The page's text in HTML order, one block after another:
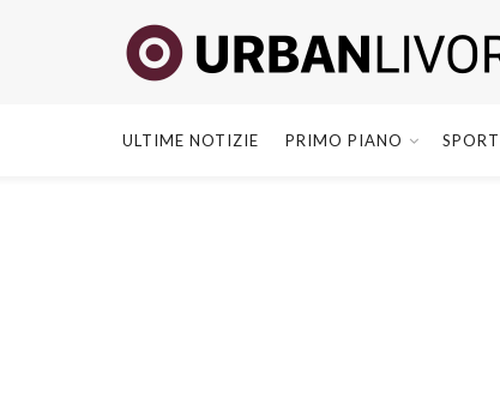
ULTIME NOTIZIE PRIMO PIANO SPORT